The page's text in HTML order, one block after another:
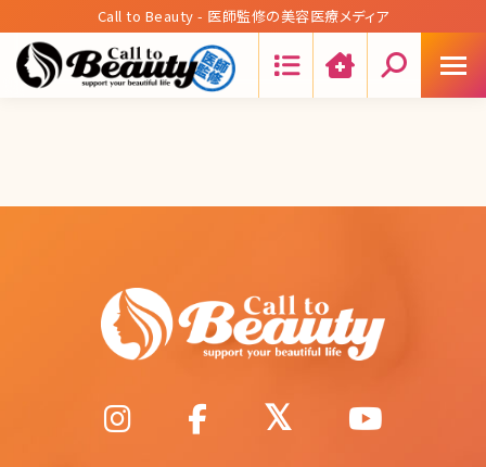
Call to Beauty - 医師監修の美容医療メディア